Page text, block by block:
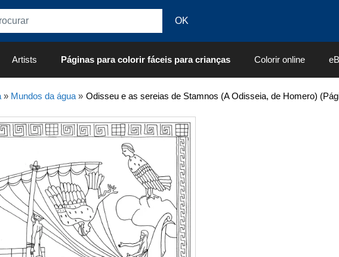
Artists Páginas para colorir fáceis para crianças Colorir online
» Mundos da água» Odisseu e as sereias de Stamnos (A Odisseia, de Homero)